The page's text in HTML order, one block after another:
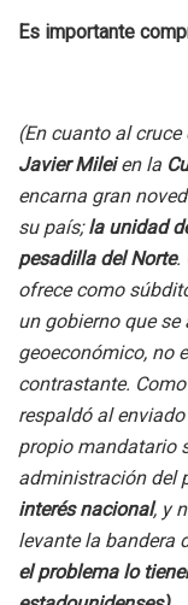
Es importante
(En cuanto al cruce
Javier Mileien la
encarna gran
su país;la unidad
pesadilla del Norte.
ofrece como
un gobierno que se
geoeconómico, no
contrastante.
respaldó al
propio mandatario
administración del
interés nacional, y
levante la bandera
el problema lo